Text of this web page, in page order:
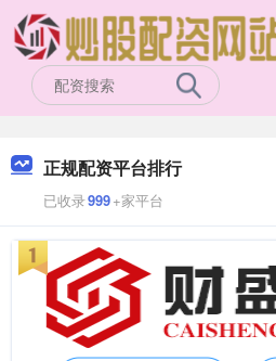
正规配资平台排行
已收录999+家平台